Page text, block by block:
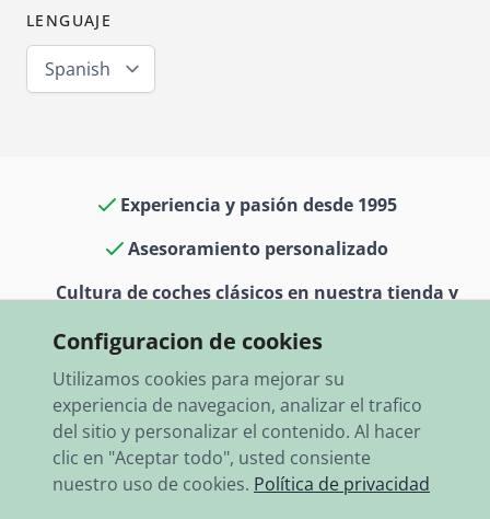
LENGUAJE
Spanish
Experiencia y pasión desde 1995
Asesoramiento personalizado
Cultura de coches clásicos en nuestra tienda y
Envío rápido a todo el mundo
Configuracion de cookies
Utilizamos cookies para mejorar su
experiencia de navegacion, analizar el trafico
del sitio y personalizar el contenido. Al hacer
clic en "Aceptar todo", usted consiente
nuestro uso de cookies. Política de privacidad